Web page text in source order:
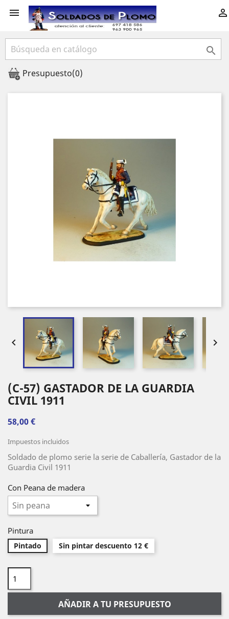
 

Presupuesto(0)
 
(C-57) GASTADOR DE LA GUARDIA
CIVIL 1911
58,00 €
Impuestos incluidos
Soldado de plomo serie la serie de Caballería, Gastador de la
Guardia Civil 1911
Con Peana de madera
Pintura
Pintado Sin pintar descuento 12 €
AÑADIR A TU PRESUPUESTO